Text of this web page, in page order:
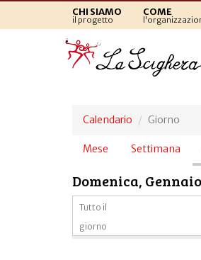
CHI SIAMO
il progetto
COME
Calendario Giorno
Schede
Mese Settimana
Domenica, Gennaio
Tutto il
giorno